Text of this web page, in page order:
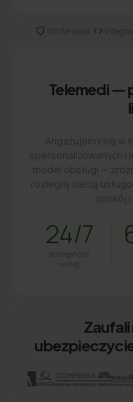
White‑label
Telemedi —
Angażujemy się w
spersonalizowanych i
model obsługi —
rozległą siecią
spokój
24/7
dostępność
usług